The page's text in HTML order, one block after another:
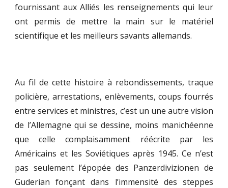
fournissant aux Alliés les renseignements qui leur
ont permis de mettre la main sur le matériel
scientifique et les meilleurs savants allemands.
Au fil de cette histoire à rebondissements, traque
policière, arrestations, enlèvements, coups fourrés
entre services et ministres, c’est un une autre vision
de l’Allemagne qui se dessine, moins manichéenne
que celle complaisamment réécrite par les
Américains et les Soviétiques après 1945. Ce n’est
pas seulement l’épopée des Panzerdivizionen de
Guderian fonçant dans l’immensité des steppes